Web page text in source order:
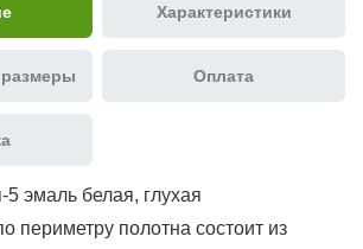
Характеристики
Оплата
эмаль белая, глухая
периметру полотна состоит из